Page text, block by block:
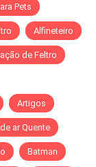
Pets
Alfineteiro
de Feltro
Artigos
ar Quente
Batman